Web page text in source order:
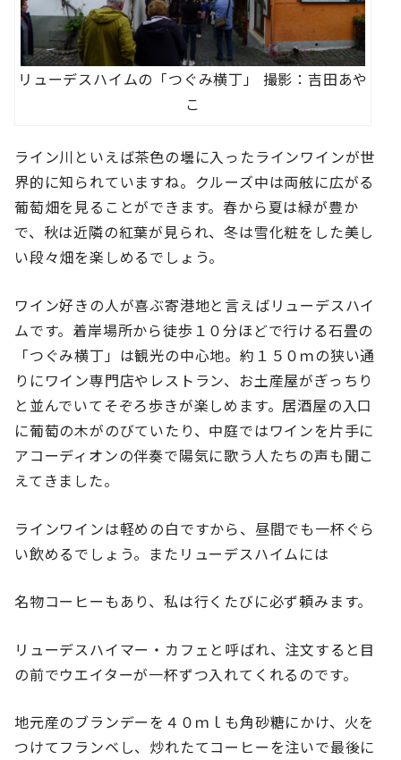
リューデスハイムの「つぐみ横丁」 撮影：吉田あや
こ
ライン川といえば茶色の壜に入ったラインワインが世
界的に知られていますね。クルーズ中は両舷に広がる
葡萄畑を見ることができます。春から夏は緑が豊か
で、秋は近隣の紅葉が見られ、冬は雪化粧をした美し
い段々畑を楽しめるでしょう。
ワイン好きの人が喜ぶ寄港地と言えばリューデスハイ
ムです。着岸場所から徒歩１０分ほどで行ける石畳の
「つぐみ横丁」は観光の中心地。約１５０ｍの狭い通
りにワイン専門店やレストラン、お土産屋がぎっちり
と並んでいてそぞろ歩きが楽しめます。居酒屋の入口
に葡萄の木がのびていたり、中庭ではワインを片手に
アコーディオンの伴奏で陽気に歌う人たちの声も聞こ
えてきました。
ラインワインは軽めの白ですから、昼間でも一杯ぐら
い飲めるでしょう。またリューデスハイムには
名物コーヒーもあり、私は行くたびに必ず頼みます。
リューデスハイマー・カフェと呼ばれ、注文すると目
の前でウエイターが一杯ずつ入れてくれるのです。
地元産のブランデーを４０ｍｌも角砂糖にかけ、火を
つけてフランベし、炒れたてコーヒーを注いで最後に